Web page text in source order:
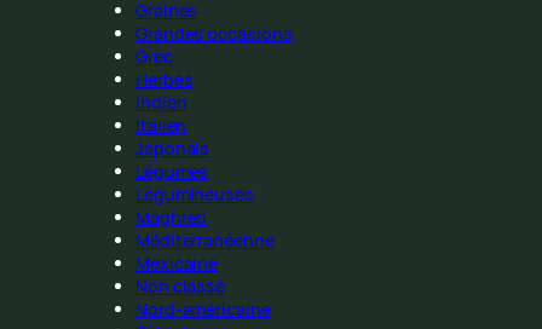
Graines
Grandes occasions
Grec
Herbes
Indien
Italien
Japonais
Légumes
Légumineuses
Maghreb
Méditerranéenne
Mexicaine
Non classé
Nord-américaine